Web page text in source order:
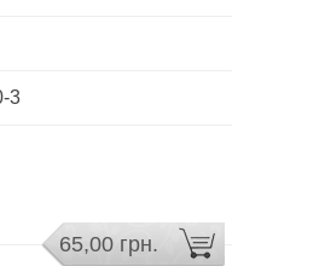
3
65,00 грн.